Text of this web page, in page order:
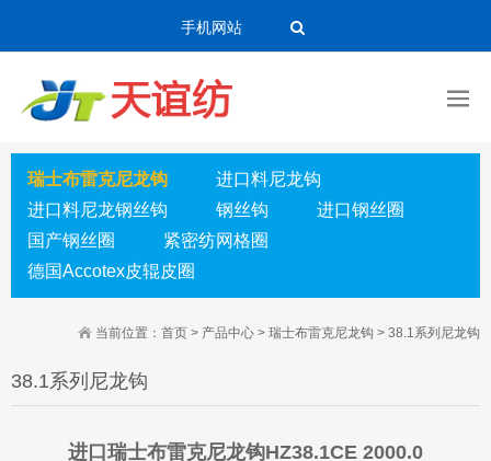
手机网站
瑞士布雷克尼龙钩
进口料尼龙钩
进口料尼龙钢丝钩
钢丝钩
进口钢丝圈
国产钢丝圈
紧密纺网格圈
德国Accotex皮辊皮圈
当前位置： 首页 > 产品中心 > 瑞士布雷克尼龙钩 > 38.1系列尼龙钩
38.1系列尼龙钩
进口瑞士布雷克尼龙钩HZ38.1CE 2000.0